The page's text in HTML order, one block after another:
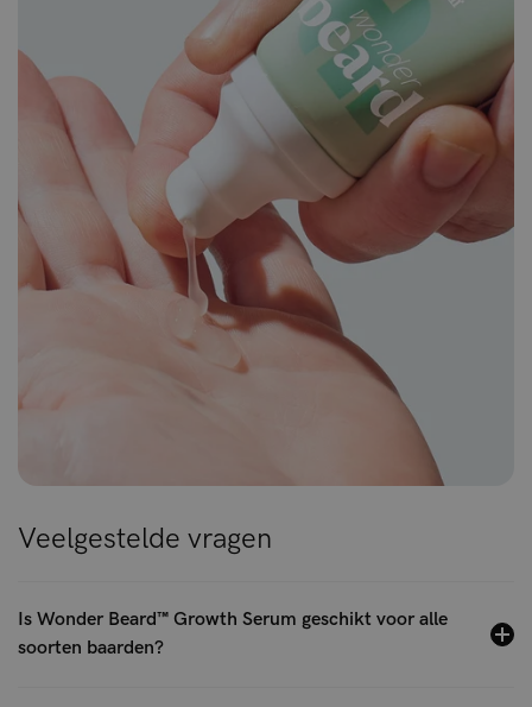
Veelgestelde vragen
Is Wonder Beard™ Growth Serum geschikt voor alle
soorten baarden?